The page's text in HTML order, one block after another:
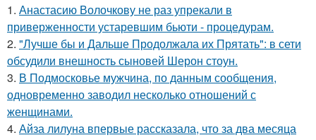
1. Анастасию Волочкову не раз упрекали в
приверженности устаревшим бьюти - процедурам.
2. "Лучше бы и Дальше Продолжала их Прятать": в сети
обсудили внешность сыновей Шерон стоун.
3. В Подмосковье мужчина, по данным сообщения,
одновременно заводил несколько отношений с
женщинами.
4. Айза лилуна впервые рассказала, что за два месяца